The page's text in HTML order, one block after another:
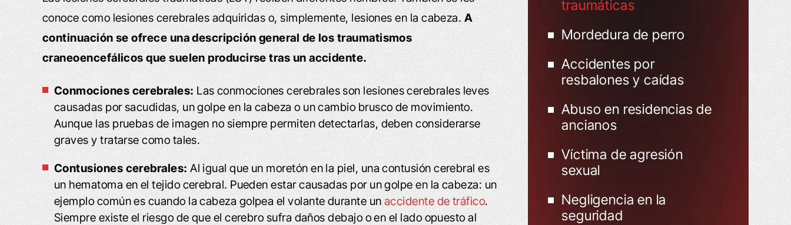
conoce como lesiones cerebrales adquiridas o, simplemente, lesiones en la cabeza. A
continuación se ofrece una descripción general de los traumatismos
craneoencefálicos que suelen producirse tras un accidente.
Conmociones cerebrales: Las conmociones cerebrales son lesiones cerebrales leves
causadas por sacudidas, un golpe en la cabeza o un cambio brusco de movimiento.
Aunque las pruebas de imagen no siempre permiten detectarlas, deben considerarse
graves y tratarse como tales.
Contusiones cerebrales:Al igual que un moretón en la piel, una contusión cerebral es
un hematoma en el tejido cerebral. Pueden estar causadas por un golpe en la cabeza: un
ejemplo común es cuando la cabeza golpea el volante durante un accidente de tráfico.
Siempre existe el riesgo de que el cerebro sufra daños debajo o en el lado opuesto al
traumáticas
Mordedura de perro
Accidentes por
resbalones y caídas
Abuso en residencias de
ancianos
Víctima de agresión
sexual
Negligencia en la
seguridad